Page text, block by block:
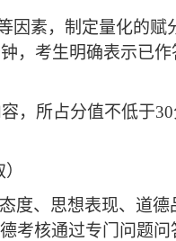
因素，制定量化的赋
，考生明确表示已
，所占分值不低于
度、思想表现、道德
考核通过专门问题